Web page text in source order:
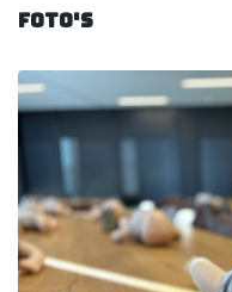
Foto's